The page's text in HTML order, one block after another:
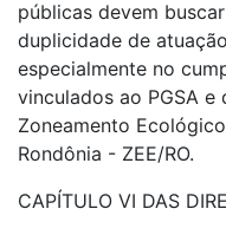
públicas devem
duplicidade de
especialmente no
vinculados ao PGSA
Zoneamento
Rondônia - ZEE/RO.
CAPÍTULO VI DAS